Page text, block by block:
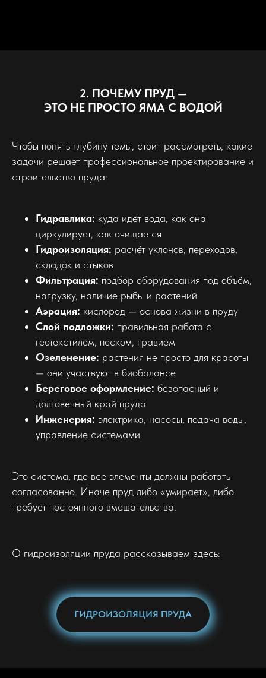
2. ПОЧЕМУ ПРУД —
ЭТО НЕ ПРОСТО ЯМА С ВОДОЙ
Чтобы понять глубину темы, стоит рассмотреть, какие
задачи решает профессиональное проектирование и
строительство пруда:
Гидравлика: куда идёт вода, как она
циркулирует, как очищается
Гидроизоляция: расчёт уклонов, переходов,
складок и стыков
Фильтрация: подбор оборудования под объём,
нагрузку, наличие рыбы и растений
Аэрация: кислород — основа жизни в пруду
Слой подложки: правильная работа с
геотекстилем, песком, гравием
Озеленение: растения не просто для красоты
— они участвуют в биобалансе
Береговое оформление: безопасный и
долговечный край пруда
Инженерия: электрика, насосы, подача воды,
управление системами
Это система, где все элементы должны работать
согласованно. Иначе пруд либо «умирает», либо
требует постоянного вмешательства.
О гидроизоляции пруда рассказываем здесь:
ГИДРОИЗОЛЯЦИЯ ПРУДА